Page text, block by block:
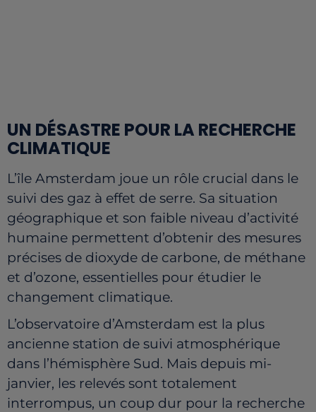
UN DÉSASTRE POUR LA RECHERCHE
CLIMATIQUE
L’île Amsterdam joue un rôle crucial dans le
suivi des gaz à effet de serre. Sa situation
géographique et son faible niveau d’activité
humaine permettent d’obtenir des mesures
précises de dioxyde de carbone, de méthane
et d’ozone, essentielles pour étudier le
changement climatique.
L’observatoire d’Amsterdam est la plus
ancienne station de suivi atmosphérique
dans l’hémisphère Sud. Mais depuis mi-
janvier, les relevés sont totalement
interrompus, un coup dur pour la recherche